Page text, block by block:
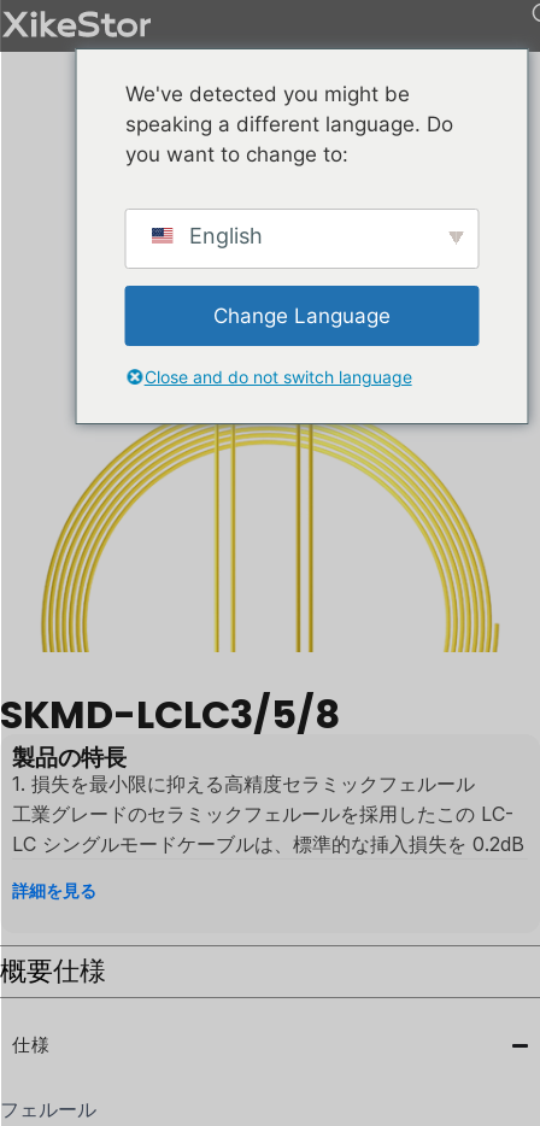
SKMD-LCLC3/5/8
製品の特長
1.⁠ 損失を最小限に抑える高精度セラミックフェルール
工業グレードのセラミックフェルールを採用したこの LC-
LC シングルモードケーブルは、標準的な挿入損失を 0.2dB
した信号伝送を実現し、データの完全性が重要視される高
なります。
長距離接続用に設計されたこのシングルモード
イズ・バックボーン、電気通信、および高速データセンタ
詳細を見る
概要仕様
仕様
フェルール
We've detected you might be
speaking a different language. Do
you want to change to:
English
Change Language
Close and do not switch language